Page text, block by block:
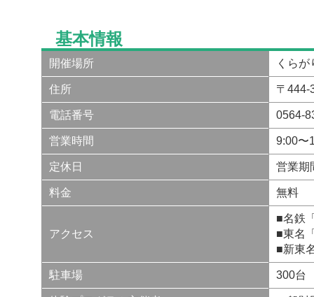
基本情報
開催場所 くらが
住所 〒
電話番号 0564-
営業時間 9:00〜
定休日 営業
料金 無料
アクセス
■名鉄
■東名
■新東
駐車場 300台